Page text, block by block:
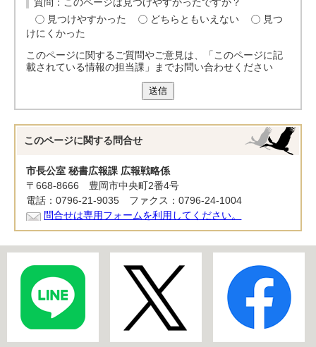
質問：このページは見つけやすかったですか？
見つけやすかった
どちらともいえない
見つ
けにくかった
このページに関するご質問やご意見は、「このページに記
載されている情報の担当課」までお問い合わせください
送信
このページに関する 問合せ
市長公室 秘書広報課 広報戦略係
〒668-8666 豊岡市中央町2番4号
電話：0796-21-9035 ファクス：0796-24-1004
問合せは専用フォームを利用してください。